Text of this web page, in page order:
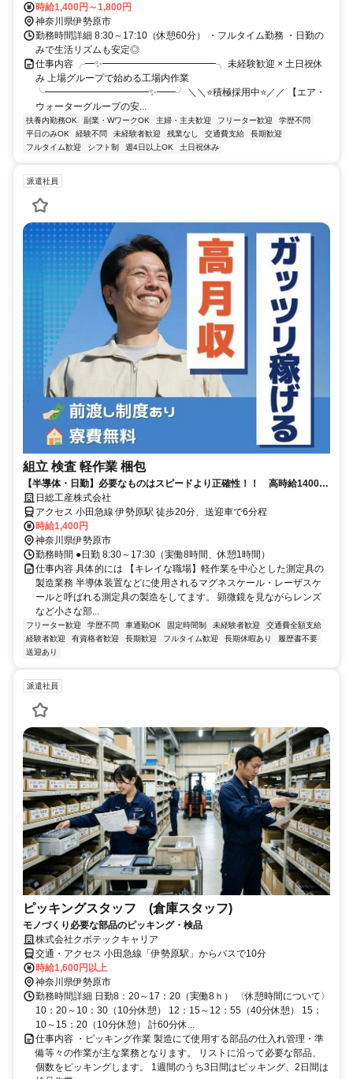
南」から徒歩1分
時給1,400円～1,800円
神奈川県伊勢原市
勤務時間詳細 8:30～17:10（休憩60分） ・フルタイム勤務 ・日勤の
みで生活リズムも安定◎
仕事内容 ╭━✨━━━━━━━━━━━━╮ 未経験歓迎 × 土日祝休
み 上場グループで始める工場内作業
╰━━━━━━━━━━━✨━━╯ ＼＼⭐積極採用中⭐／／ 【エア・
ウォーターグループの安...
扶養内勤務OK 副業・WワークOK 主婦・主夫歓迎 フリーター歓迎
学歴不問
平日のみOK
経験不問 未経験者歓迎 残業なし 交通費支給
長期歓迎
フルタイム歓迎
シフト制 週4日以上OK 土日祝休み
派遣社員
組立 検査 軽作業 梱包
【半導体・日勤】必要なものはスピードより正確性！！ 高時給1400円
◎ 日総工産株式会社
アクセス 小田急線 伊勢原駅 徒歩20分、送迎車で6分程
時給1,400円
神奈川県伊勢原市
勤務時間 ●日勤 8:30～17:30（実働8時間、休憩1時間）
仕事内容 具体的には 【キレイな職場】軽作業を中心とした測定具の
製造業務 半導体装置などに使用されるマグネスケール・レーザスケ
ールと呼ばれる測定具の製造をしてます。 顕微鏡を見ながらレンズ
など小さな部...
フリーター歓迎 学歴不問 車通勤OK 固定時間制 未経験者歓迎
交通費全額支給
経験者歓迎
有資格者歓迎 長期歓迎 フルタイム歓迎 長期休暇あり
履歴書不要
送迎あり
派遣社員
ピッキングスタッフ (倉庫スタッフ)
モノづくり必要な部品のピッキング・検品
株式会社クボテックキャリア
交通・アクセス 小田急線「伊勢原駅」からバスで10分
時給1,600円以上
神奈川県伊勢原市
勤務時間詳細 日勤8：20～17：20（実働8ｈ） 〈休憩時間について〉
10：20～10：30（10分休憩） 12：15～12：55（40分休憩） 15：
10～15：20（10分休憩） 計60分休...
仕事内容 ・ピッキング作業 製造にて使用する部品の仕入れ管理・準
備等々の作業が主な業務となります。 リストに沿って必要な部品、
個数をピッキングします。 1週間のうち3日間はピッキング、2日間は